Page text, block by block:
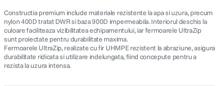
Constructia premium include materiale rezistente la apa si uzura, precum
nylon 400D tratat DWR si baza 900D impermeabila. Interiorul deschis la
culoare faciliteaza vizibilitatea echipamentului, iar fermoarele UltraZip
sunt proiectate pentru durabilitate maxima.
Fermoarele UltraZip, realizate cu fir UHMPE rezistent la abraziune, asigura
durabilitate ridicata si utilizare indelungata, fiind concepute pentru a
rezista la uzura intensa.